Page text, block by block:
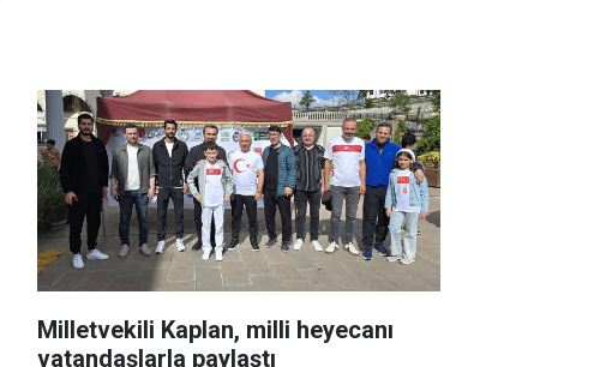
Milletvekili Kaplan, milli heyecanı
vatandaşlarla paylaştı